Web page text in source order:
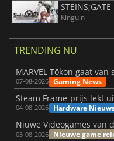
Kinguin
TRENDING NU
07-08-2026 Gaming News
04-08-2026 Hardware
03-08-2026 Nieuwe game